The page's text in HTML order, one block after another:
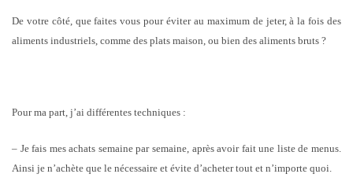
De votre côté, que faites vous pour éviter au maximum de jeter, à la fois des
aliments industriels, comme des plats maison, ou bien des aliments bruts ?
Pour ma part, j’ai différentes techniques :
– Je fais mes achats semaine par semaine, après avoir fait une liste de menus.
Ainsi je n’achète que le nécessaire et évite d’acheter tout et n’importe quoi.